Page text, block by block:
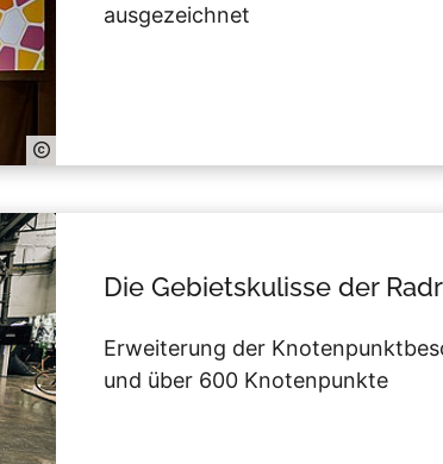
ausgezeichnet
Die Gebietskulisse der
Erweiterung der
und über 600 Knotenpunkte